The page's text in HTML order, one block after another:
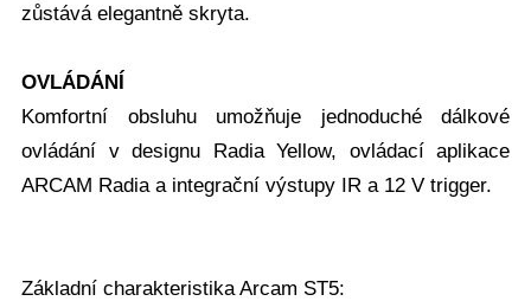
zůstává elegantně skryta.
OVLÁDÁNÍ
Komfortní obsluhu umožňuje jednoduché dálkové
ovládání v designu Radia Yellow, ovládací aplikace
ARCAM Radia a integrační výstupy IR a 12 V trigger.
Základní charakteristika Arcam ST5: